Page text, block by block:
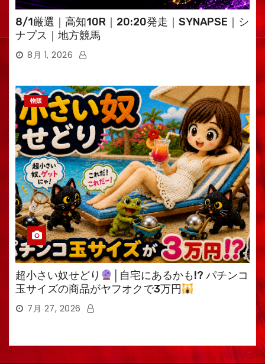
8/1厳選｜高知10R｜20:20発走｜SYNAPSE｜シ
ナプス｜地方競馬
8月 1, 2026
物販
超小さい奴せどり
│自宅にあるかも!? パチンコ
玉サイズの商品がヤフオクで3万円
7月 27, 2026